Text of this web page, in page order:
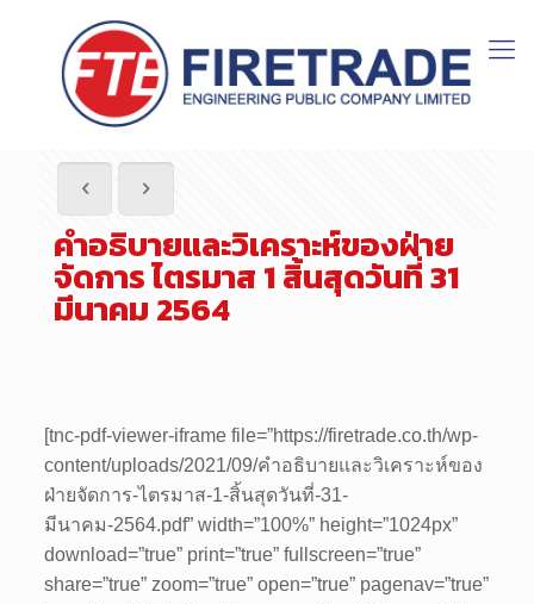
คำอธิบายและวิเคราะห์ของฝ่าย
จัดการ ไตรมาส 1 สิ้นสุดวันที่ 31
มีนาคม 2564
[tnc-pdf-viewer-iframe file=”https://firetrade.co.th/wp-
content/uploads/2021/09/คำอธิบายและวิเคราะห์ของ
ฝ่ายจัดการ-ไตรมาส-1-สิ้นสุดวันที่-31-
มีนาคม-2564.pdf” width=”100%” height=”1024px”
download=”true” print=”true” fullscreen=”true”
share=”true” zoom=”true” open=”true” pagenav=”true”